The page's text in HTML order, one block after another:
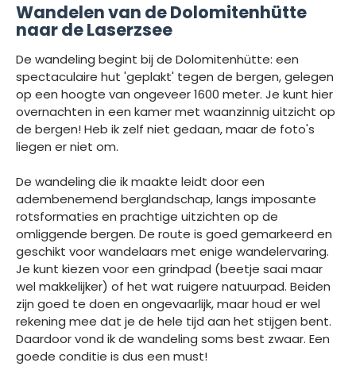
Wandelen van de Dolomitenhütte
naar de Laserzsee
De wandeling begint bij de Dolomitenhütte: een
spectaculaire hut 'geplakt' tegen de bergen, gelegen
op een hoogte van ongeveer 1600 meter. Je kunt hier
overnachten in een kamer met waanzinnig uitzicht op
de bergen! Heb ik zelf niet gedaan, maar de foto's
liegen er niet om.
De wandeling die ik maakte leidt door een
adembenemend berglandschap, langs imposante
rotsformaties en prachtige uitzichten op de
omliggende bergen. De route is goed gemarkeerd en
geschikt voor wandelaars met enige wandelervaring.
Je kunt kiezen voor een grindpad (beetje saai maar
wel makkelijker) of het wat ruigere natuurpad. Beiden
zijn goed te doen en ongevaarlijk, maar houd er wel
rekening mee dat je de hele tijd aan het stijgen bent.
Daardoor vond ik de wandeling soms best zwaar. Een
goede conditie is dus een must!